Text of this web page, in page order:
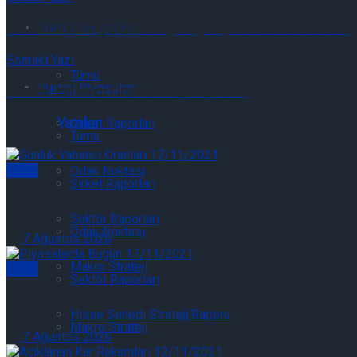
Yurtiçi Piyasalar
Tümü
Şirket Raporları
Odak Noktası
Sektör Raporları
Makro Strateji
Hisse Senedi Strateji Raporu
Günlük Açığa Satış Bilgileri 06/08/2026
Yurtiçi Piyasalar
Tümü
Şirket Raporları
Odak Noktası
Sektör Raporları
Makro Strateji
Uluslararası Piyasalar Kapanış Raporu – 28.11.2023
Sonraki Yazı
Günlük Yabancı Oranları 29/11/2023
Yazılar
7 Ağustos 2026
7 Ağustos 2026